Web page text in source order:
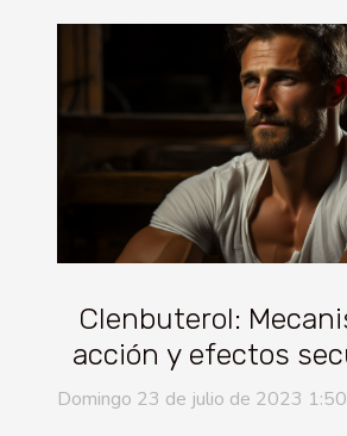
Clenbuterol:
acción y efectos
Domingo 23 de julio de 2023 1:50